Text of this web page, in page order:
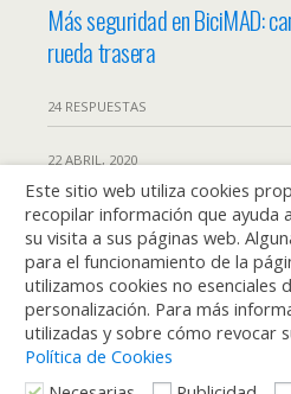
Más seguridad en BiciMAD:
rueda trasera
24 RESPUESTAS
22 ABRIL, 2020
Reapertura BiciMAD
3 RESPUESTAS
Cargar Más
Este sitio web utiliza cookies
recopilar información que ayuda
su visita a sus páginas web.
para el funcionamiento de la
utilizamos cookies no esenciales
personalización. Para más
utilizadas y sobre cómo revocar
Política de Cookies